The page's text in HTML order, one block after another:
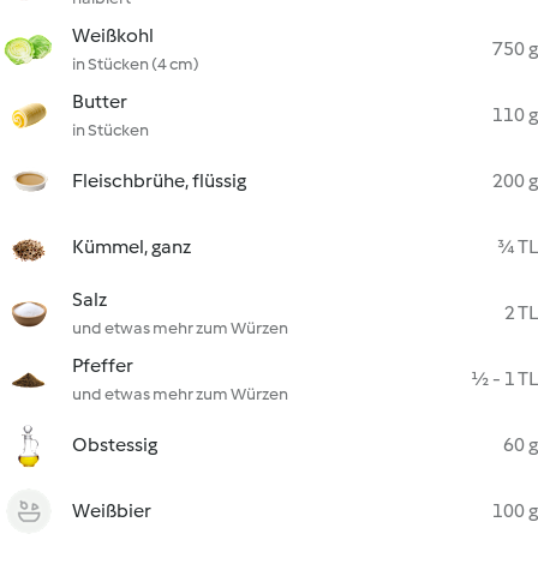
Weißkohl
in Stücken (4 cm)
750 g
Butter
in Stücken
110 g
Fleischbrühe, flüssig 200 g
Kümmel, ganz ¾ TL
Salz
und etwas mehr zum Würzen
2 TL
Pfeffer
und etwas mehr zum Würzen
½ - 1 TL
Obstessig 60 g
Weißbier 100 g